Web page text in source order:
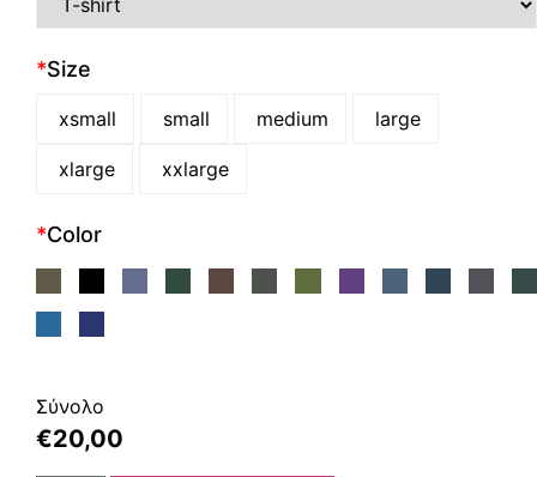
*Size
xsmall small medium large
xlarge xxlarge
*Color
Σύνολο
€20,00